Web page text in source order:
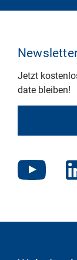
Jetzt
date bleiben!